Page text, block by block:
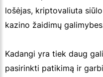
lošėjas, kriptovaliuta
kazino žaidimų
Kadangi yra tiek daug
pasirinkti patikimą ir